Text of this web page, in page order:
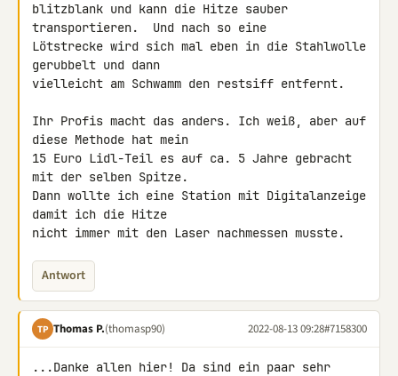
blitzblank und kann die Hitze sauber
transportieren.  Und nach so eine
Lötstrecke wird sich mal eben in die Stahlwolle
gerubbelt und dann
vielleicht am Schwamm den restsiff entfernt.
Ihr Profis macht das anders. Ich weiß, aber auf
diese Methode hat mein
15 Euro Lidl-Teil es auf ca. 5 Jahre gebracht
mit der selben Spitze.
Dann wollte ich eine Station mit Digitalanzeige
damit ich die Hitze
nicht immer mit den Laser nachmessen musste.
Antwort
TP Thomas P.(thomasp90) 2022-08-13 09:28#7158300
...Danke allen hier! Da sind ein paar sehr